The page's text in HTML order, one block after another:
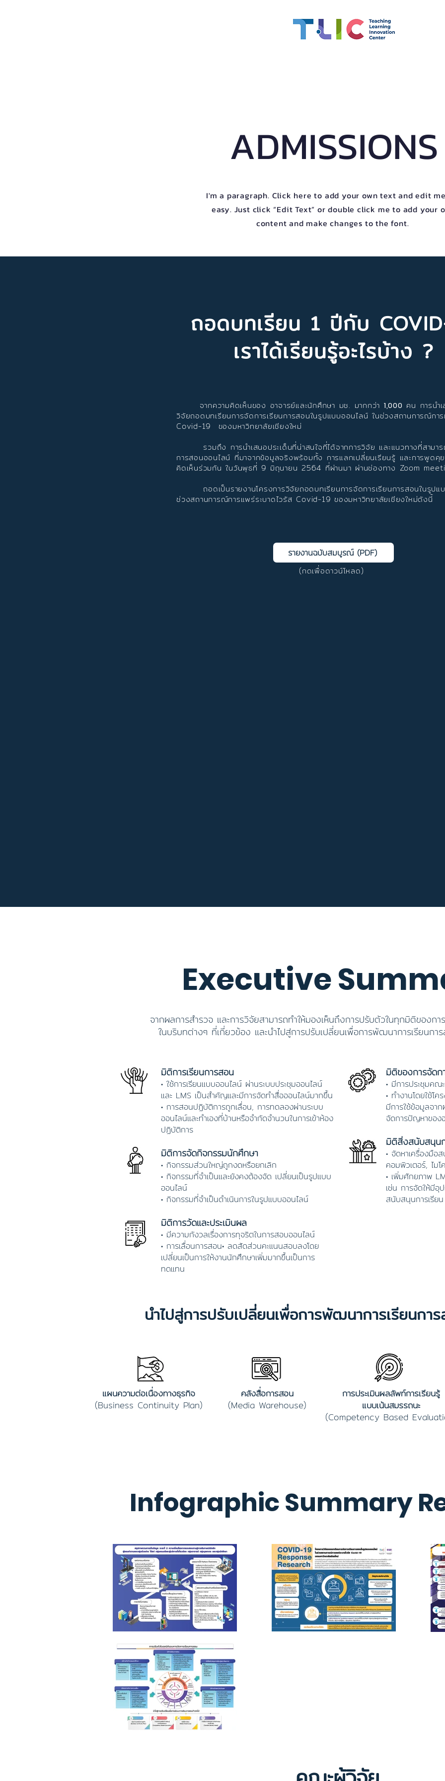
ADMISSIONS
I'm a paragraph. Click here to add your own text and edit
easy. Just click “Edit Text” or double click me to add your
content and make changes to the font.
ถอดบทเรียน 1 ปีกับ
เราได้เรียนรู้อะไรบ้าง ?
จากความคิดเห็นของ อาจารย์และนักศึกษา มช. มากกว่า 1,000 คน การนำ
วิจัยถอดบทเรียนการจัดการเรียนการสอนในรูปแบบออนไลน์ ในช่วงสถานการณ์การ
Covid-19 ของมหาวิทยาลัยเชียงใหม่
รวมถึง การนำเสนอประเด็นที่น่าสนใจที่ได้จากการวิจัย และแนวทางที่สามาร
การสอนออนไลน์ ที่มาจากข้อมูลจริงพร้อมทั้ง การแลกเปลี่ยนเรียนรู้ และการพูดคุย
คิดเห็นร่วมกัน ในวันพุธที่ 9 มิถุนายน 2564 ที่ผ่านมา ผ่านช่องทาง Zoom
ถอดเป็นรายงานโครงการวิจัยถอดบทเรียนการจัดการเรียนการสอนในรูปแบ
ช่วงสถานการณ์การแพร่ระบาดไวรัส Covid-19 ของมหาวิทยาลัยเชียงใหม่ดังนี้
รายงานฉบับสมบูรณ์ (PDF)
(กดเพื่อดาวน์โหลด)
Executive
จากผลการสำรวจ และการวิจัยสามารถทำให้มองเห็นถึงการปรับตัวในทุกมิติของกา
ในบริบทต่างๆ ที่เกี่ยวข้อง และนำไปสู่การปรับเปลี่ยนเพื่อการพัฒนาการเรียนกา
มิติการเรียนการสอน
• ใช้การเรียนแบบออนไลน์ ผ่านระบบประชุมออนไลน์
และ LMS เป็นสำคัญและมีการจัดทำสื่อออนไลน์มากขึ้น
• การสอนปฏิบัติการถูกเลื่อน, การทดลองผ่านระบบ
ออนไลน์และทำเองที่บ้านหรือจำกัดจำนวนในการเข้าห้อง
ปฏิบัติการ
มิติการจัดกิจกรรมนักศึกษา
• กิจกรรมส่วนใหญ่ถูกงดหรือยกเลิก
• กิจกรรมที่จำเป็นและยังคงต้องจัด เปลี่ยนเป็นรูปแบบ
ออนไลน์
• กิจกรรมที่จำเป็นดำเนินการในรูปแบบออนไลน์
มิติการวัดและประเมินผล
• มีความกังวลเรื่องการทุจริตในการสอบออนไลน์
• การเลื่อนการสอน• ลดสัดส่วนคะแนนสอบลงโดย
เปลี่ยนเป็นการให้งานนักศึกษาเพิ่มมากขึ้นเป็นการ
ทดแทน
มิติของการจัดก
• มีการประชุมคณ
• ทำงานโดยใช้โ
มีการใช้ข้อมูลจา
จัดการปัญหาของ
มิติสิ่งสนับสนุนก
• จัดหาเครื่องมือ
คอมพิวเตอร์, ไม
• เพิ่มศักยภาพ
เช่น การจัดให้มี
สนับสนุนการเรีย
นำไปสู่การปรับเปลี่ยนเพื่อการพัฒนาการเรียนกา
แผนความต่อเนื่องทางธุรกิจ
(Business Continuity Plan)
คลังสื่อการสอน
(Media Warehouse)
การประเมินผลลัพท์การเรียนรู้
แบบเน้นสมรรถนะ
(Competency Based
Infographic Summary